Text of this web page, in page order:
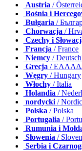
Austria /
Bośnia i
Bułgaria /
Chorwacja /
Czechy i
Francja / France
Niemcy /
Grecja /
Węgry / Hungary
Włochy / Italia
Holandia /
nordycki/ Nordic
Polska / Polska
Portugalia /
Rumunia i
Słowenia /
Serbia i